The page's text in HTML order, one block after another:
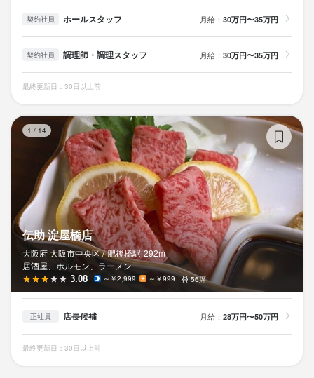
契約社員 ホールスタッフ 月給： 30万円〜35万円
契約社員 調理師・調理スタッフ 月給： 30万円〜35万円
最終更新日：30日以上前
1 / 14
伝助 淀屋橋店
大阪府 大阪市中央区 / 肥後橋駅 292m
居酒屋、ホルモン、ラーメン
3.08 ～￥2,999 ～￥999 56席
正社員 店長候補 月給： 28万円〜50万円
最終更新日：30日以上前